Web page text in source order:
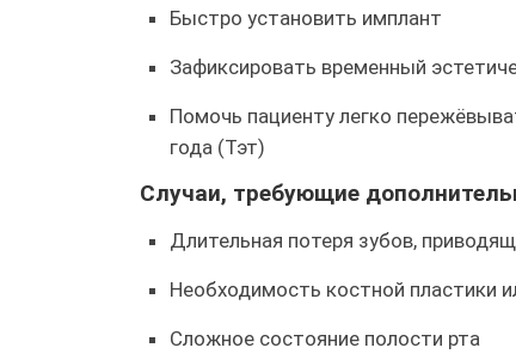
Быстро установить имплант
Зафиксировать временный
Помочь пациенту легко
года (Тэт)
Случаи, требующие
Длительная потеря зубов,
Необходимость костной пластики
Сложное состояние полости рта